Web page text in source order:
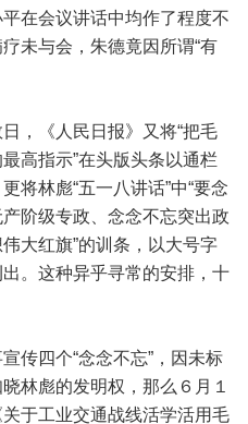
在会议讲话中均作了程度不
未与会，朱德竟因所谓“有
《人民日报》又将“把毛
高指示”在头版头条以通栏
将林彪“五一八讲话”中“要念
阶级专政、念念不忘突出政
大红旗”的训条，以大号字
。这种异乎寻常的安排，十
四个“念念不忘”，因未标
林彪的发明权，那么６月１
于工业交通战线活学活用毛